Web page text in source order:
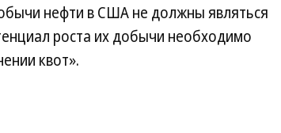
нефти в США не должны являться
роста их добычи необходимо
квот».